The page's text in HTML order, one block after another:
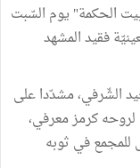
الحكمة" يوم السّبت
فقيد المشهد
الشّرفي، مشدّدا على
لروحه كرمز معرفي،
للمجمع في ثوبه